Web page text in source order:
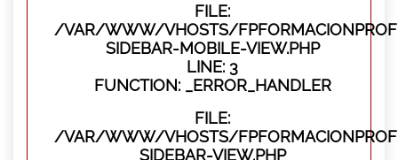
FILE:
/VAR/WWW/VHOSTS/
SIDEBAR-MOBILE-VIEW.PHP
LINE: 3
FUNCTION: _ERROR_HANDLER
FILE:
/VAR/WWW/VHOSTS/
SIDEBAR-VIEW.PHP